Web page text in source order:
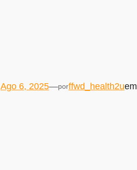
Ago 6, 2025—porffwd_health2uem